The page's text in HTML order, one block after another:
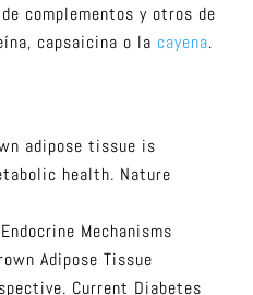
complementos y otros de
capsaicina o la cayena.
adipose tissue is
health. Nature
Mechanisms
Adipose Tissue
Current Diabetes